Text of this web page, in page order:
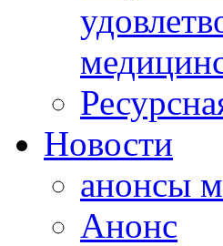
Новости
анонсы
Анонс